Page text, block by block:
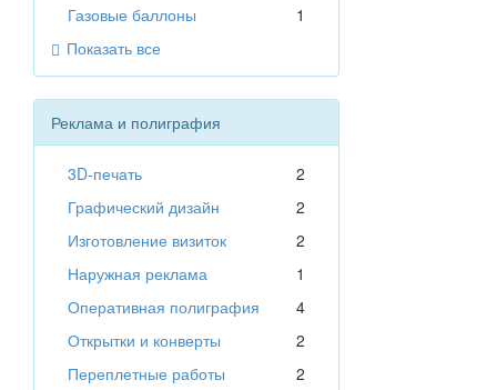
Газовые баллоны
1
Показать все
Реклама и полиграфия
3D-печать
2
Графический дизайн
2
Изготовление визиток
2
Наружная реклама
1
Оперативная полиграфия
4
Открытки и конверты
2
Переплетные работы
2